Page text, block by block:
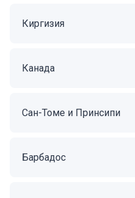
Киргизия
Канада
Сан-Томе и Принсипи
Барбадос